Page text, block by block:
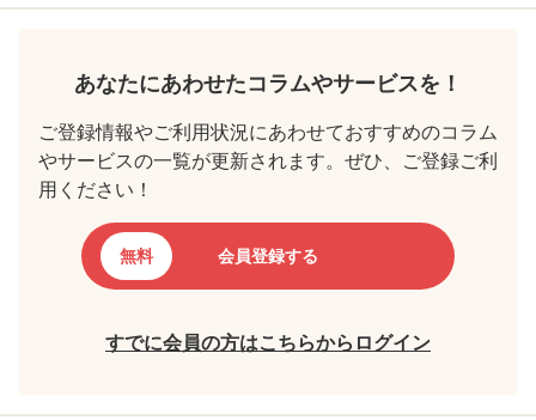
あなたにあわせたコラムやサービスを！
ご登録情報やご利用状況にあわせておすすめのコラム
やサービスの一覧が更新されます。ぜひ、ご登録ご利
用ください！
無料 会員登録する
すでに会員の方はこちらからログイン